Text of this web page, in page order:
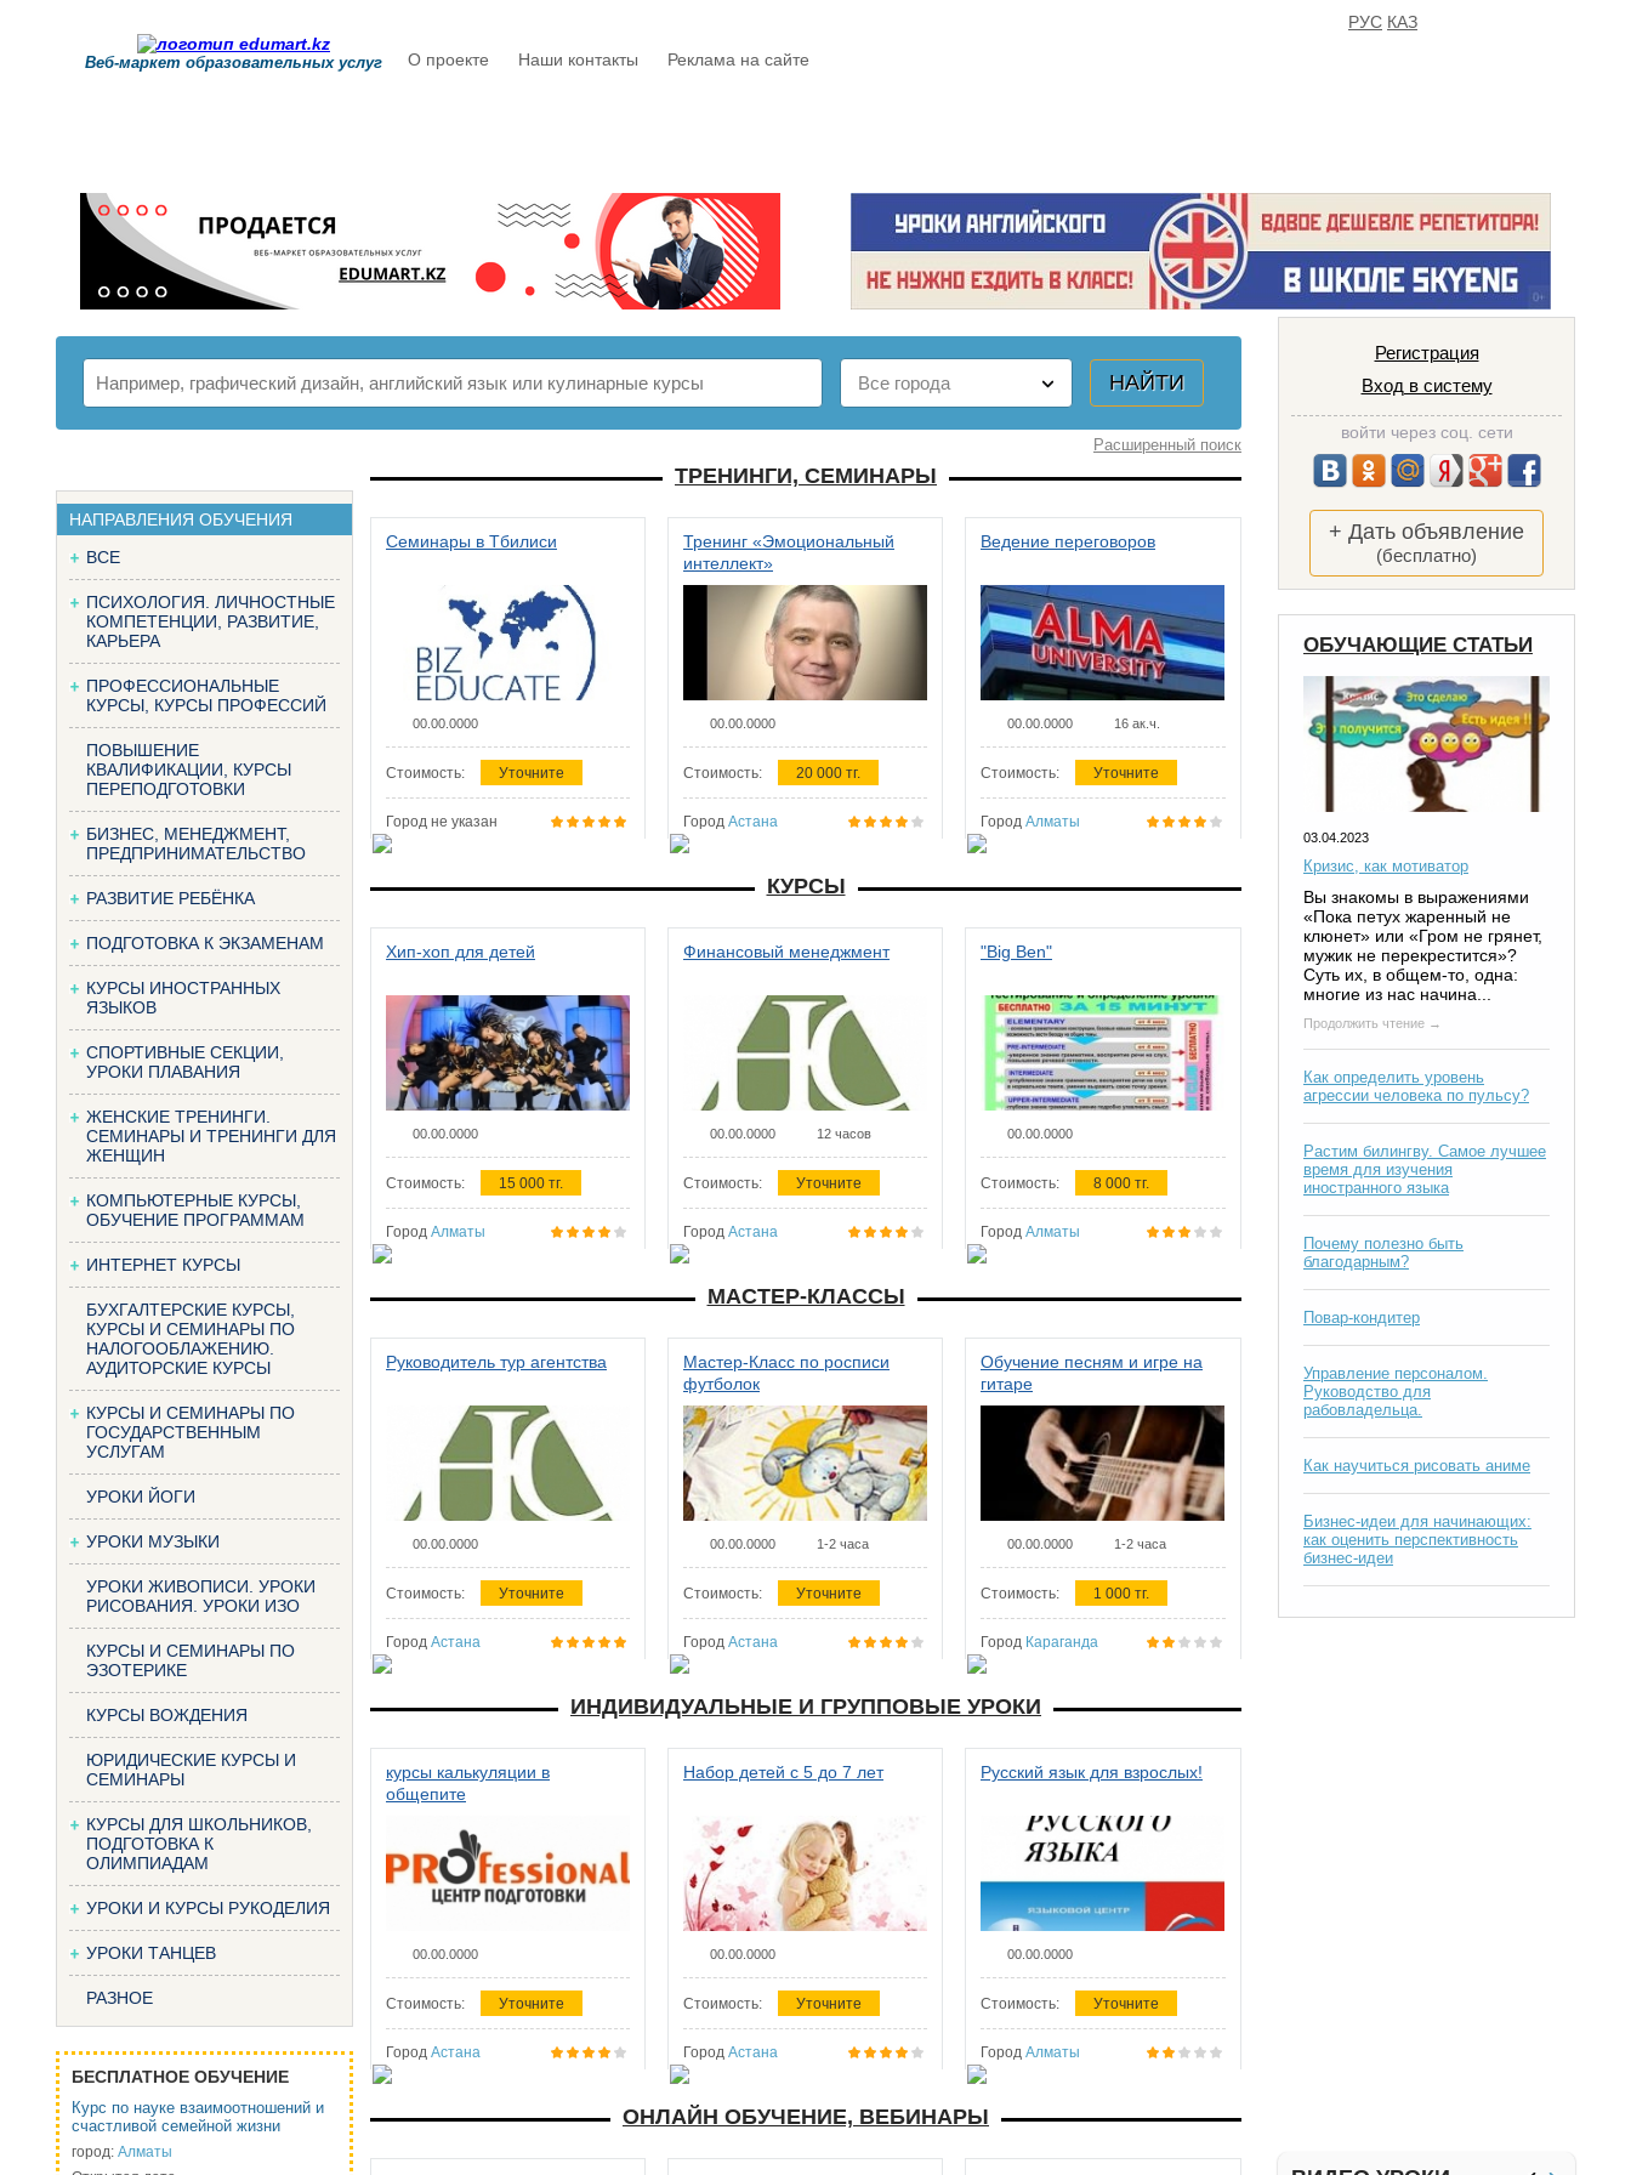
Веб-маркет образовательных услуг О проекте Наши контакты Реклама на сайте
РУС КАЗ
Расширенный поиск
НАПРАВЛЕНИЯ ОБУЧЕНИЯ
ВСЕ
ПСИХОЛОГИЯ. ЛИЧНОСТНЫЕ
КОМПЕТЕНЦИИ, РАЗВИТИЕ,
КАРЬЕРА
ПРОФЕССИОНАЛЬНЫЕ
КУРСЫ, КУРСЫ ПРОФЕССИЙ
ПОВЫШЕНИЕ
КВАЛИФИКАЦИИ, КУРСЫ
ПЕРЕПОДГОТОВКИ
БИЗНЕС, МЕНЕДЖМЕНТ,
ПРЕДПРИНИМАТЕЛЬСТВО
РАЗВИТИЕ РЕБЁНКА
ПОДГОТОВКА К ЭКЗАМЕНАМ
КУРСЫ ИНОСТРАННЫХ
ЯЗЫКОВ
СПОРТИВНЫЕ СЕКЦИИ,
УРОКИ ПЛАВАНИЯ
ЖЕНСКИЕ ТРЕНИНГИ.
СЕМИНАРЫ И ТРЕНИНГИ ДЛЯ
ЖЕНЩИН
КОМПЬЮТЕРНЫЕ КУРСЫ,
ОБУЧЕНИЕ ПРОГРАММАМ
ИНТЕРНЕТ КУРСЫ
БУХГАЛТЕРСКИЕ КУРСЫ,
КУРСЫ И СЕМИНАРЫ ПО
НАЛОГООБЛАЖЕНИЮ.
АУДИТОРСКИЕ КУРСЫ
КУРСЫ И СЕМИНАРЫ ПО
ГОСУДАРСТВЕННЫМ
УСЛУГАМ
УРОКИ ЙОГИ
УРОКИ МУЗЫКИ
УРОКИ ЖИВОПИСИ. УРОКИ
РИСОВАНИЯ. УРОКИ ИЗО
КУРСЫ И СЕМИНАРЫ ПО
ЭЗОТЕРИКЕ
КУРСЫ ВОЖДЕНИЯ
ЮРИДИЧЕСКИЕ КУРСЫ И
СЕМИНАРЫ
КУРСЫ ДЛЯ ШКОЛЬНИКОВ,
ПОДГОТОВКА К
ОЛИМПИАДАМ
УРОКИ И КУРСЫ РУКОДЕЛИЯ
УРОКИ ТАНЦЕВ
РАЗНОЕ
БЕСПЛАТНОЕ ОБУЧЕНИЕ
Курс по науке взаимоотношений и
счастливой семейной жизни
город: Алматы
ТРЕНИНГИ, СЕМИНАРЫ
Семинары в Тбилиси
00.00.0000
Стоимость: Уточните
Город не указан
Тренинг «Эмоциональный
интеллект»
00.00.0000
Стоимость: 20 000 тг.
Город Астана
Ведение переговоров
00.00.0000 16 ак.ч.
Стоимость: Уточните
Город Алматы
КУРСЫ
Хип-хоп для детей
00.00.0000
Стоимость: 15 000 тг.
Город Алматы
Финансовый менеджмент
00.00.0000 12 часов
Стоимость: Уточните
Город Астана
"Big Ben"
00.00.0000
Стоимость: 8 000 тг.
Город Алматы
МАСТЕР-КЛАССЫ
Руководитель тур агентства
00.00.0000
Стоимость: Уточните
Город Астана
Мастер-Класс по росписи
футболок
00.00.0000 1-2 часа
Стоимость: Уточните
Город Астана
Обучение песням и игре на
гитаре
00.00.0000 1-2 часа
Стоимость: 1 000 тг.
Город Караганда
ИНДИВИДУАЛЬНЫЕ И ГРУППОВЫЕ УРОКИ
курсы калькуляции в
общепите
00.00.0000
Стоимость: Уточните
Город Астана
Набор детей с 5 до 7 лет
00.00.0000
Стоимость: Уточните
Город Астана
Русский язык для взрослых!
00.00.0000
Стоимость: Уточните
Город Алматы
ОНЛАЙН ОБУЧЕНИЕ, ВЕБИНАРЫ
Регистрация
Вход в систему
войти через соц. сети
+ Дать объявление
(бесплатно)
ОБУЧАЮЩИЕ СТАТЬИ
03.04.2023
Кризис, как мотиватор
Вы знакомы в выражениями
«Пока петух жаренный не
клюнет» или «Гром не грянет,
мужик не перекрестится»?
Суть их, в общем-то, одна:
многие из нас начина...
Продолжить чтение →
Как определить уровень
агрессии человека по пульсу?
Растим билингву. Самое лучшее
время для изучения
иностранного языка
Почему полезно быть
благодарным?
Повар-кондитер
Управление персоналом.
Руководство для
рабовладельца.
Как научиться рисовать аниме
Бизнес-идеи для начинающих:
как оценить перспективность
бизнес-идеи